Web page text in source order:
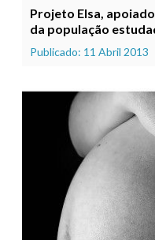
Projeto Elsa,
da população
Publicado: 11 Abril 2013